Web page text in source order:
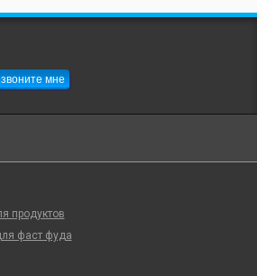
мне
продуктов
фаст фуда